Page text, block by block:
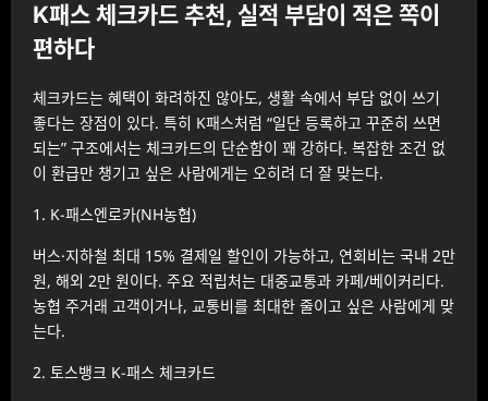
K패스 체크카드 추천, 실적 부담이 적은 쪽이
편하다
체크카드는 혜택이 화려하진 않아도, 생활 속에서 부담 없이 쓰기
좋다는 장점이 있다. 특히 K패스처럼 “일단 등록하고 꾸준히 쓰면
되는” 구조에서는 체크카드의 단순함이 꽤 강하다. 복잡한 조건 없
이 환급만 챙기고 싶은 사람에게는 오히려 더 잘 맞는다.
1. K-패스엔로카(NH농협)
버스·지하철 최대 15% 결제일 할인이 가능하고, 연회비는 국내 2만
원, 해외 2만 원이다. 주요 적립처는 대중교통과 카페/베이커리다.
농협 주거래 고객이거나, 교통비를 최대한 줄이고 싶은 사람에게 맞
는다.
2. 토스뱅크 K-패스 체크카드